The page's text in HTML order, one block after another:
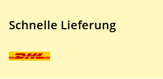
Schnelle Lieferung